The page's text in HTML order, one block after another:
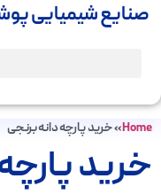
صنایع شیمیایی
Home
»خرید پارچه دانه برنجی
خرید